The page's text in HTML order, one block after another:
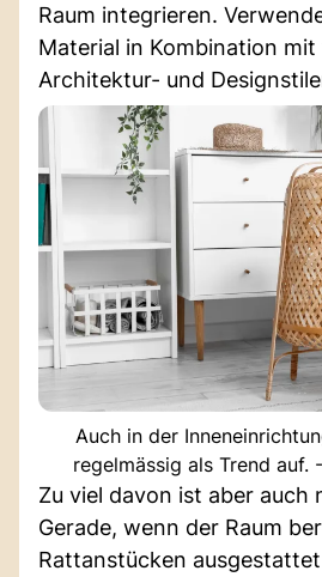
Raum integrieren.
Material in Kombination
Architektur- und
Auch in der
regelmässig als Trend auf.
Zu viel davon ist aber auch
Gerade, wenn der Raum
Rattanstücken